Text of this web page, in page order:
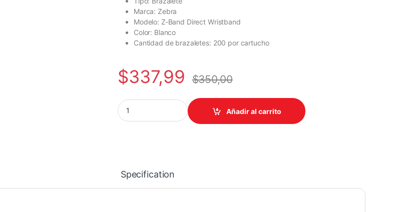
Marca: Zebra
Modelo: Z-Band Direct Wristband
Color: Blanco
Cantidad de brazaletes: 200 por cartucho
$337,99 $350,00
BRAZALETE ZEBRA Z-BAND DIRECT CARTRIDGE KIT - 1PULG X 11PULG KIT
Añadir al carrito
Specification